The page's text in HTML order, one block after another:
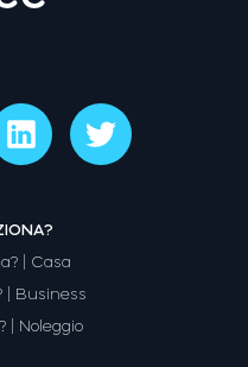
| Casa
| Business
| Noleggio